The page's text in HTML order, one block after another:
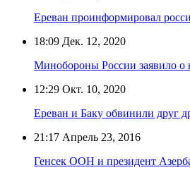
Ереван проинформировал
18:09 Дек. 12, 2020
Минобороны России заявило о
12:29 Окт. 10, 2020
Ереван и Баку обвинили друг
21:17 Апрель 23, 2016
Генсек ООН и президент